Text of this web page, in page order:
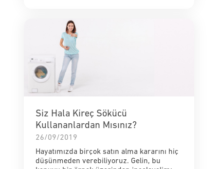
Siz Hala Kireç Sökücü
Kullananlardan Mısınız?
26/09/2019
Hayatımızda birçok satın alma kararını hiç
düşünmeden verebiliyoruz. Gelin, bu